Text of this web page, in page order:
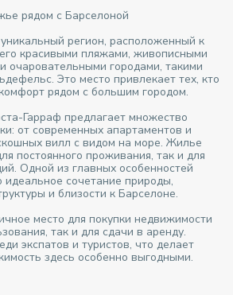
рядом с Барселоной
регион, расположенный к
красивыми пляжами, живописными
очаровательными городами, такими
Это место привлекает тех, кто
рядом с большим городом.
Гарраф предлагает множество
от современных апартаментов и
вилл с видом на море. Жилье
постоянного проживания, так и для
Одной из главных особенностей
идеальное сочетание природы,
и близости к Барселоне.
место для покупки недвижимости
так и для сдачи в аренду.
экспатов и туристов, что делает
здесь особенно выгодными.